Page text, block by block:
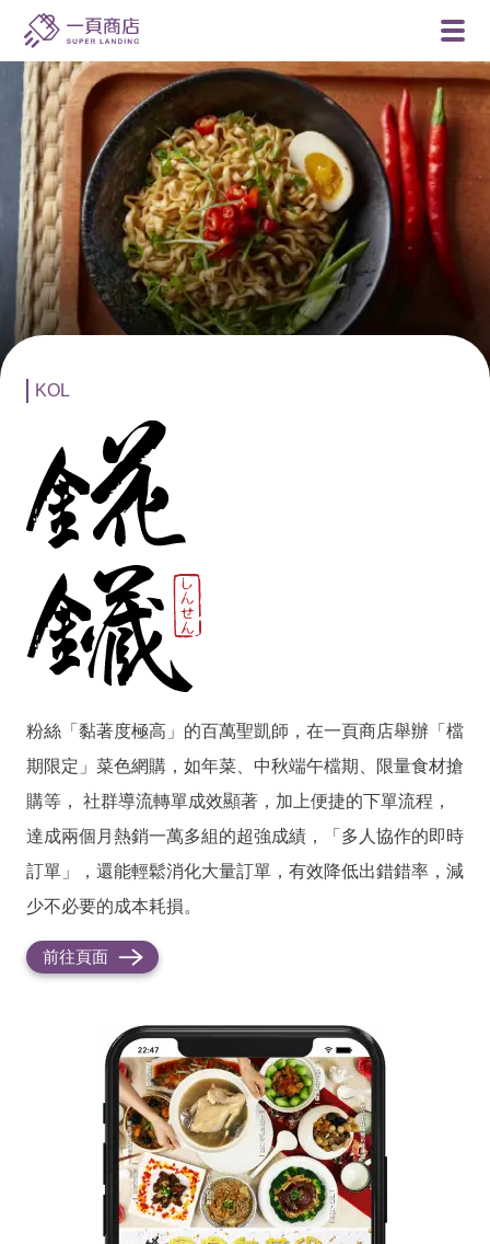
一
頁
商
店
KOL
粉絲「黏著度極高」的百萬聖凱師，在一頁商店舉辦「檔
期限定」菜色網購，如年菜、中秋端午檔期、限量食材搶
購等， 社群導流轉單成效顯著，加上便捷的下單流程，
達成兩個月熱銷一萬多組的超強成績，「多人協作的即時
訂單」，還能輕鬆消化大量訂單，有效降低出錯錯率，減
少不必要的成本耗損。
前往頁面